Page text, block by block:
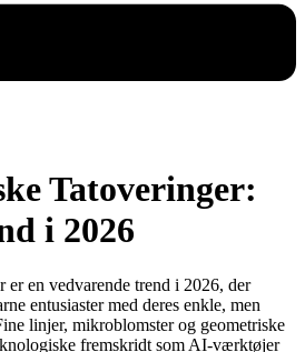
Tatoveringer:
i 2026
en vedvarende trend i 2026, der
entusiaster med deres enkle, men
linjer, mikroblomster og geometriske
fremskridt som AI-værktøjer